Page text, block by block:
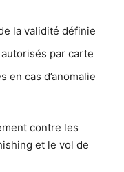
la validité définie
par carte
en cas d’anomalie
contre les
et le vol de